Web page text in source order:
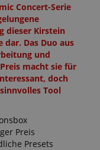
Concert-Serie
dieser Kirstein
dar. Das Duo aus
und
macht sie für
doch
Tool
Preis
Presets